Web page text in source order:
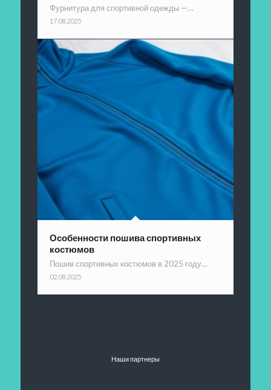
Фурнитура для спортивной одежды —…
17.08.2025
Особенности пошива спортивных
костюмов
Пошив спортивных костюмов в 2025 году…
02.08.2025
Наши партнеры